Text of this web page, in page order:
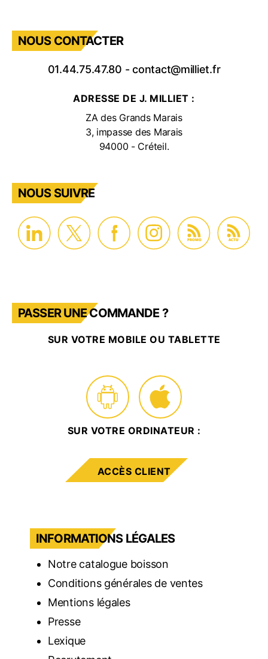
NOUS CONTACTER
01.44.75.47.80 -contact@milliet.fr
ADRESSE DE J. MILLIET :
ZA des Grands Marais
3, impasse des Marais
94000 - Créteil.
NOUS SUIVRE
PROMO ACTU
PASSER UNE COMMANDE ?
SUR VOTRE MOBILE OU TABLETTE
SUR VOTRE ORDINATEUR :
ACCÈS CLIENT
INFORMATIONS LÉGALES
Notre catalogue boisson
Conditions générales de ventes
Mentions légales
Presse
Lexique